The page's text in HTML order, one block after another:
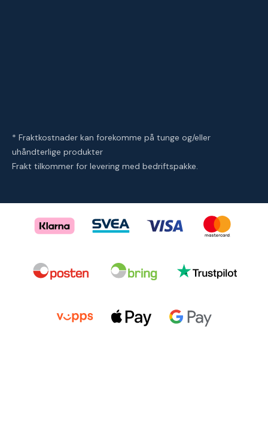
* Fraktkostnader kan forekomme på tunge og/eller
uhåndterlige produkter
Frakt tilkommer for levering med bedriftspakke.